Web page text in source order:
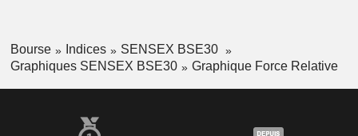
Bourse Indices
SENSEX BSE30
Graphiques SENSEX BSE30
Graphique Force Relative